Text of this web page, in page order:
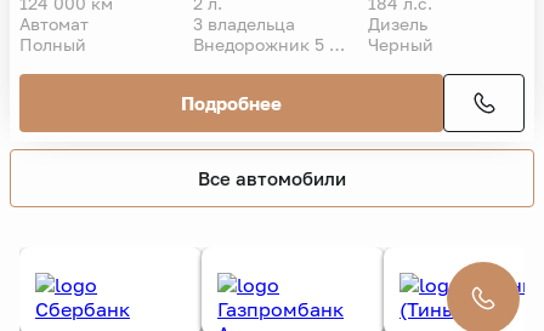
Kia Sportage
969 000 ₽ 1 119 000 ₽12 221 ₽/мес. без взноса
Полный
Черный